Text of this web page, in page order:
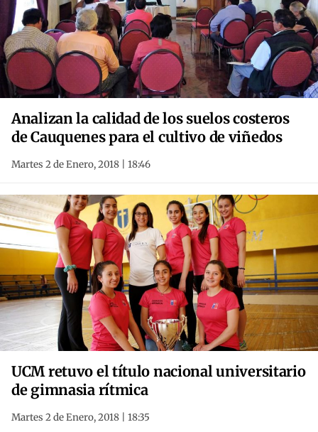
Analizan la calidad de los suelos costeros
de Cauquenes para el cultivo de viñedos
Martes 2 de Enero, 2018 | 18:46
UCM retuvo el título nacional universitario
de gimnasia rítmica
Martes 2 de Enero, 2018 | 18:35